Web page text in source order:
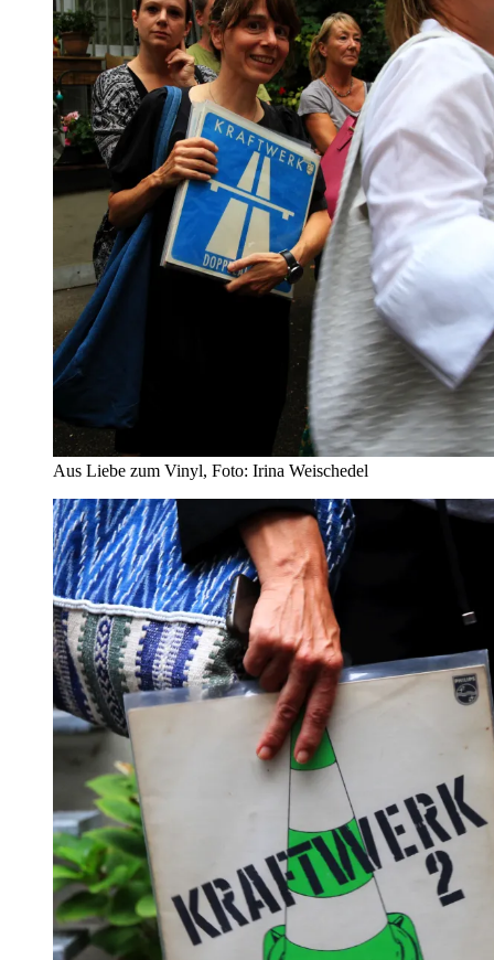
Aus Liebe zum Vinyl, Foto: Irina Weischedel